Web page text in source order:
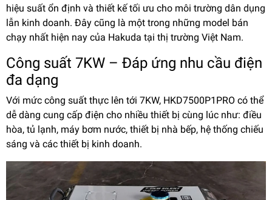
hiệu suất ổn định và thiết kế tối ưu cho môi trường dân dụng
lẫn kinh doanh. Đây cũng là một trong những model bán
chạy nhất hiện nay của Hakuda tại thị trường Việt Nam.
Công suất 7KW – Đáp ứng nhu cầu điện
đa dạng
Với mức công suất thực lên tới 7KW, HKD7500P1PRO có thể
dễ dàng cung cấp điện cho nhiều thiết bị cùng lúc như: điều
hòa, tủ lạnh, máy bơm nước, thiết bị nhà bếp, hệ thống chiếu
sáng và các thiết bị kinh doanh.